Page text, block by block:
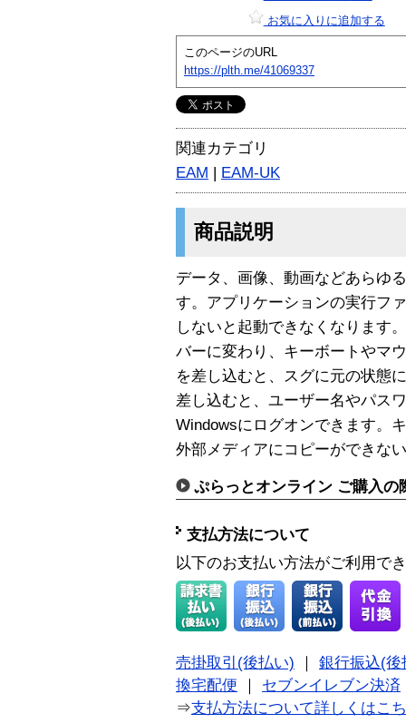
お気に入りに追加する
このページのURL
https://plth.me/41069337
関連カテゴリ
EAM | EAM-UK
商品説明
データ、画像、動画などあらゆ
す。アプリケーションの実行フ
しないと起動できなくなります
バーに変わり、キーボートやマ
を差し込むと、スグに元の状態
差し込むと、ユーザー名やパス
Windowsにログオンできます。
外部メディアにコピーができな
ぷらっとオンライン ご購入の
支払方法について
以下のお支払い方法がご利用で
売掛取引(後払い)
銀行振込(後
換宅配便
セブンイレブン決済
⇒支払方法について詳しくはこ